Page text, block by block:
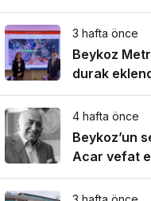
3 hafta önce
Beykoz
durak
4 hafta önce
Beykoz’un
Acar vefat